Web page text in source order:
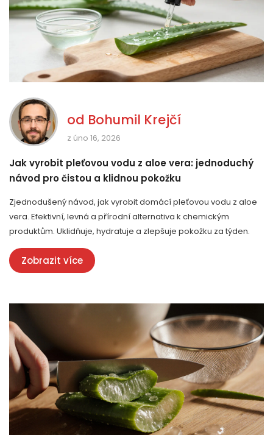
od Bohumil Krejčí
z úno 16, 2026
Jak vyrobit pleťovou vodu z aloe vera: jednoduchý
návod pro čistou a klidnou pokožku
Zjednodušený návod, jak vyrobit domácí pleťovou vodu z aloe
vera. Efektivní, levná a přírodní alternativa k chemickým
produktům. Uklidňuje, hydratuje a zlepšuje pokožku za týden.
Zobrazit více